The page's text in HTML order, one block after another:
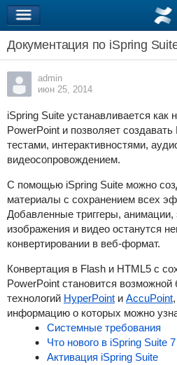
Документация по iSpring
admin
июн 25, 2014
iSpring Suiteустанавливается как
PowerPoint и позволяет
тестами, интерактивностями,
видеосопровождением.
С помощью iSpring Suiteможно
материалы с сохранением всех
Добавленные триггеры,
изображения и видео останутся
конвертировании в веб-формат.
Конвертация в Flash и HTML5с
PowerPoint становится
технологий HyperPointи AccuPoint
информацию о которых можно
Системные требования
Что нового в iSpring Suite 7
Активация iSpring Suite